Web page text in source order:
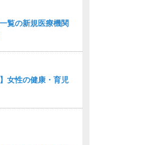
覧の新規医療機関
女性の健康・育児